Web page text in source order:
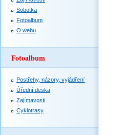
Sobotka
Fotoalbum
O webu
Fotoalbum
Postřehy, názory, vyjádření
Úřední deska
Zajímavosti
Cyklotrasy